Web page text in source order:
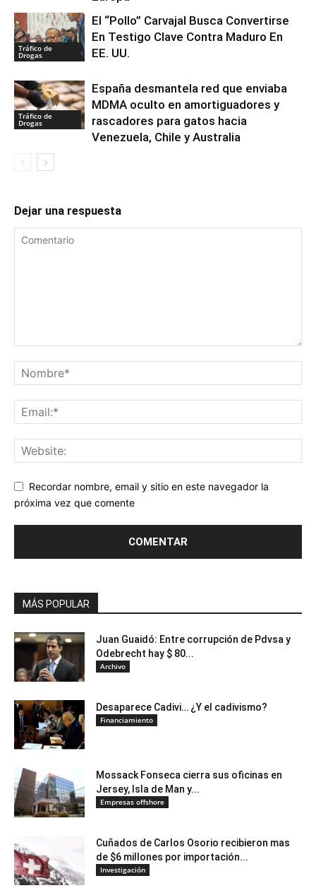
Tráfico de
Drogas
El “Pollo” Carvajal Busca Convertirse
En Testigo Clave Contra Maduro En
EE. UU.
Tráfico de
Drogas
España desmantela red que enviaba
MDMA oculto en amortiguadores y
rascadores para gatos hacia
Venezuela, Chile y Australia
Dejar una respuesta
Recordar nombre, email y sitio en este navegador la
próxima vez que comente
MÁS POPULAR
Juan Guaidó: Entre corrupción de Pdvsa y
Odebrecht hay $ 80...
Archivo
Desaparece Cadivi… ¿Y el cadivismo?
Financiamiento
Mossack Fonseca cierra sus oficinas en
Jersey, Isla de Man y...
Empresas offshore
Cuñados de Carlos Osorio recibieron mas
de $6 millones por importación...
Investigación